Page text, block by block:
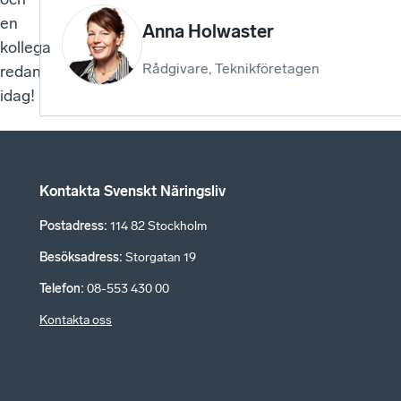
en
kollega
redan
idag!
Anna Holwaster
Rådgivare, Teknikföretagen
Kontakta Svenskt Näringsliv
Postadress: 114 82 Stockholm
Besöksadress: Storgatan 19
Telefon: 08-553 430 00
Kontakta oss